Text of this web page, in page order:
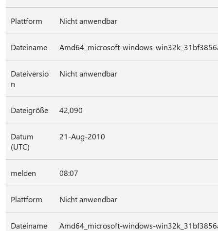
Plattform Nicht anwendbar
Dateiname Amd64_microsoft-windows-
Dateiversio
n
Nicht anwendbar
Dateigröße 42,090
Datum
(UTC)
21-Aug-2010
melden 08:07
Plattform Nicht anwendbar
Dateiname Amd64_microsoft-windows-